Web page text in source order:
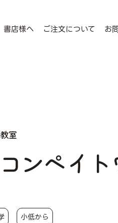
書店様へ ご注文について お
室
ンペイ
小低から